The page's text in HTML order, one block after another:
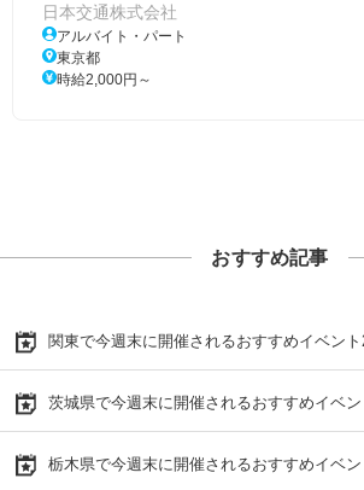
日本交通株式会社
アルバイト・パート
東京都
時給2,000円～
おすすめ記事
関東で今週末に開催されるおすすめイベント
茨城県で今週末に開催されるおすすめイベン
栃木県で今週末に開催されるおすすめイベン